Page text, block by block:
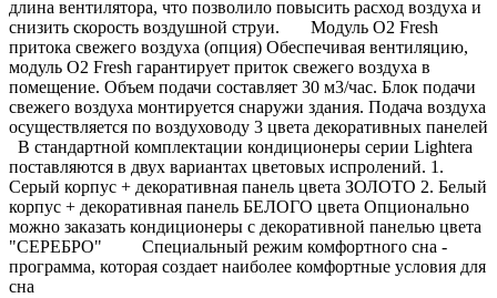
длина вентилятора, что позволило повысить расход воздуха и
снизить скорость воздушной струи. Модуль O2 Fresh
притока свежего воздуха (опция) Обеспечивая вентиляцию,
модуль O2 Fresh гарантирует приток свежего воздуха в
помещение. Объем подачи составляет 30 м3/час. Блок подачи
свежего воздуха монтируется снаружи здания. Подача воздуха
осуществляется по воздуховоду 3 цвета декоративных панелей
В стандартной комплектации кондиционеры серии Lightera
поставляются в двух вариантах цветовых испролений. 1.
Серый корпус + декоративная панель цвета ЗОЛОТО 2. Белый
корпус + декоративная панель БЕЛОГО цвета Опционально
можно заказать кондиционеры с декоративной панелью цвета
"СЕРЕБРО" Специальный режим комфортного сна -
программа, которая создает наиболее комфортные условия для
сна